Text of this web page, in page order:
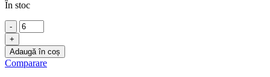
În stoc
Adaugă în coș
Comparare